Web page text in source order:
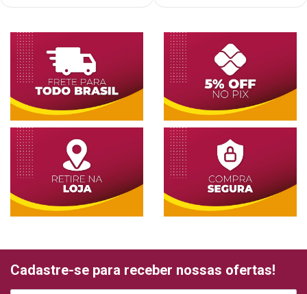
Cadastre-se para receber nossas ofertas!